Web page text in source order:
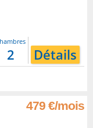
2 Détails
479 €/mois